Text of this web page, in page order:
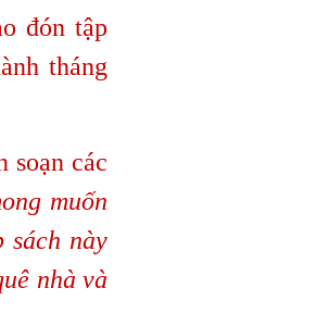
đón tập
tháng
các
muốn
sách này
nhà và